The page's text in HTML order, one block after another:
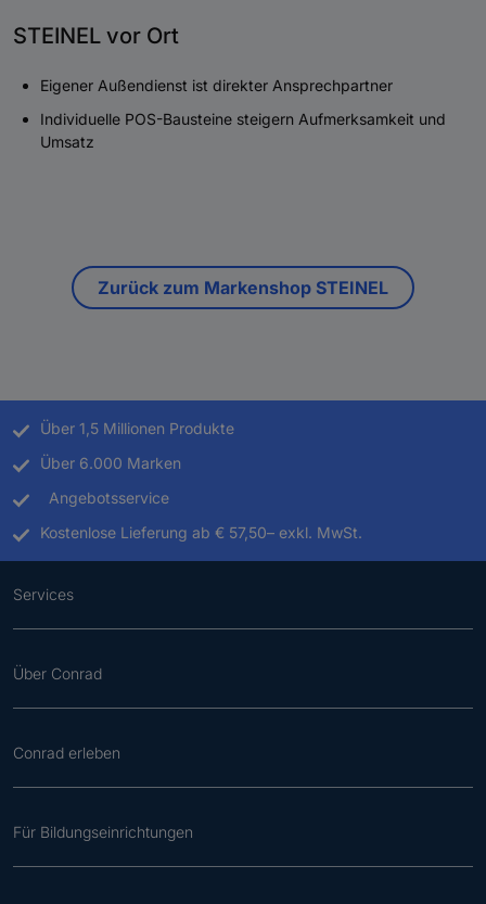
STEINEL vor Ort
Eigener Außendienst ist direkter Ansprechpartner
Individuelle POS-Bausteine steigern Aufmerksamkeit und
Umsatz
Zurück zum Markenshop STEINEL
Über 1,5 Millionen Produkte
Über 6.000 Marken
Angebotsservice
Kostenlose Lieferung ab € 57,50– exkl. MwSt.
Services
Über Conrad
Conrad erleben
Für Bildungseinrichtungen